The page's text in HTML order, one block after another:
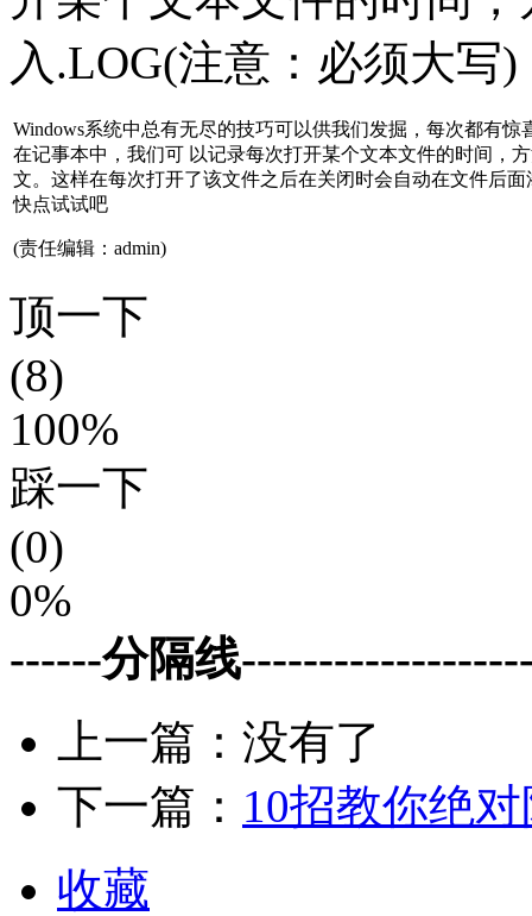
入.LOG(注意：必须大写
Windows系统中总有无尽的技巧可以供我们发掘，每次都有
在记事本中，我们可 以记录每次打开某个文本文件的时间，
文。这样在每次打开了该文件之后在关闭时会自动在文件后
快点试试吧
(责任编辑：admin)
顶一下
(8)
100%
踩一下
(0)
0%
------分隔线
上一篇：没有了
下一篇： 10招教你绝
收藏